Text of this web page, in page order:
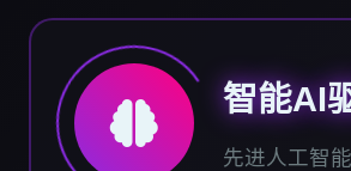
智能AI
先进人工智